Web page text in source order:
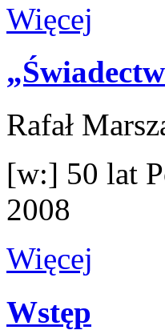
Więcej
Rafał
[w:] 50 lat
2008
Więcej
Wstęp